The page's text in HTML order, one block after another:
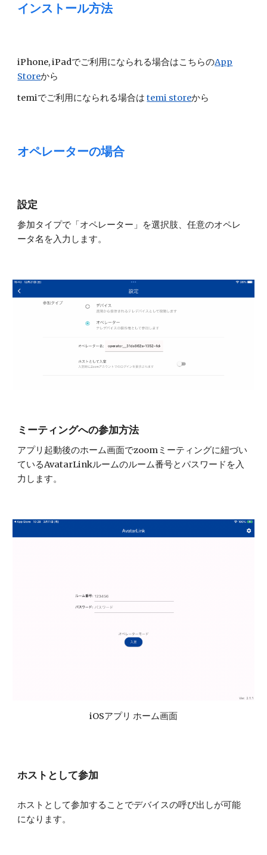
インストール方法
iPhone, iPadでご利用になられる場合はこちらのApp
Storeから
temiでご利用になられる場合はtemi storeから
オペレーターの場合
設定
参加タイプで「オペレーター」を選択肢、任意のオペレ
ータ名を入力します。
ミーティングへの参加方法
アプリ起動後のホーム画面でzoomミーティングに紐づい
ているAvatarLinkルームのルーム番号とパスワードを入
力します。
iOSアプリ ホーム画面
ホストとして参加
ホストとして参加することでデバイスの呼び出しが可能
になります。